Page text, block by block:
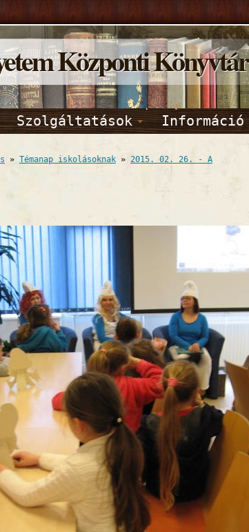
Központi Könyvtár
Szolgáltatások Információ
» Témanap iskolásoknak » 2015. 02. 26. - A